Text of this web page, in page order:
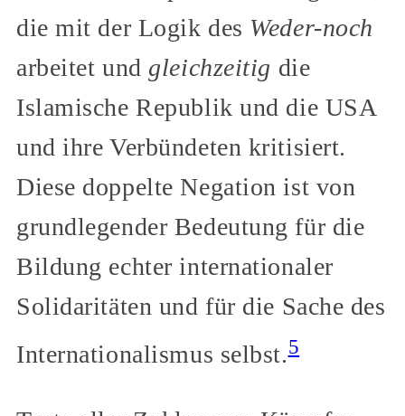
die mit der Logik des Weder-noch
arbeitet und gleichzeitig die
Islamische Republik und die USA
und ihre Verbündeten kritisiert.
Diese doppelte Negation ist von
grundlegender Bedeutung für die
Bildung echter internationaler
Solidaritäten und für die Sache des
Internationalismus selbst.5